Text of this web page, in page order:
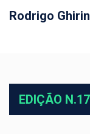
Rodrigo
EDIÇÃO